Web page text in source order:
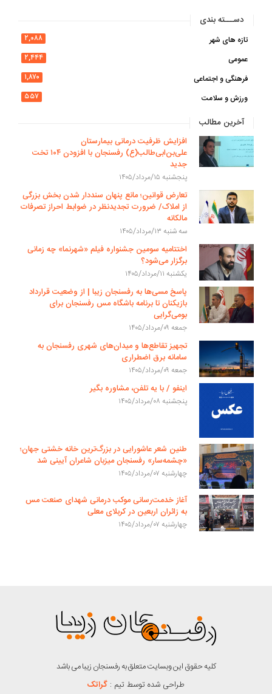
دســـته بندی
تازه های شهر
۲,۰۸۸
عمومی
۲,۴۴۴
فرهنگی و اجتماعی
۱,۸۷۰
ورزش و سلامت
۵۵۷
آخرین مطالب
افزایش ظرفیت درمانی بیمارستان
علی‌بن‌ابی‌طالب(ع) رفسنجان با افزودن ۱۰۴ تخت
جدید
پنجشنبه ۱۵/مرداد/۱۴۰۵
تعارض قوانین؛ مانع پنهان سنددار شدن بخش بزرگی
از املاک/ ضرورت تجدیدنظر در ضوابط احراز تصرفات
مالکانه
سه شنبه ۱۳/مرداد/۱۴۰۵
اختتامیه سومین جشنواره فیلم «شهرنما» چه زمانی
برگزار می‌شود؟
یکشنبه ۱۱/مرداد/۱۴۰۵
پاسخ مسی‌ها به رفسنجان زیبا | از وضعیت قرارداد
بازیکنان تا برنامه باشگاه مس رفسنجان برای
بومی‌گرایی
جمعه ۰۹/مرداد/۱۴۰۵
تجهیز تقاطع‌ها و میدان‌های شهری رفسنجان به
سامانه برق اضطراری
جمعه ۰۹/مرداد/۱۴۰۵
اینفو / با یه تلفن، مشاوره بگیر
پنجشنبه ۰۸/مرداد/۱۴۰۵
طنین شعر عاشورایی در بزرگ‌ترین خانه خشتی جهان؛
«چشمه‌سار» رفسنجان میزبان شاعران آیینی شد
چهارشنبه ۰۷/مرداد/۱۴۰۵
آغاز خدمت‌رسانی موکب درمانی شهدای صنعت مس
به زائران اربعین در کربلای معلی
چهارشنبه ۰۷/مرداد/۱۴۰۵
کلیه حقوق این وبسایت متعلق به رفسنجان زیبا می باشد
طراحی شده توسط تیم : گراتک